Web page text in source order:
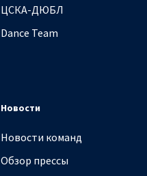
ЦСКА-ДЮБЛ
Dance Team
Новости
Новости команд
Обзор прессы